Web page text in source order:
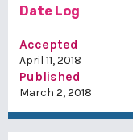
Date Log
Accepted
April 11, 2018
Published
March 2, 2018